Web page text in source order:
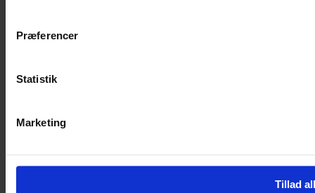
Præferencer
Statistik
Marketing
Tillad
Handelsbetingelser
Om Yarn Every Wear